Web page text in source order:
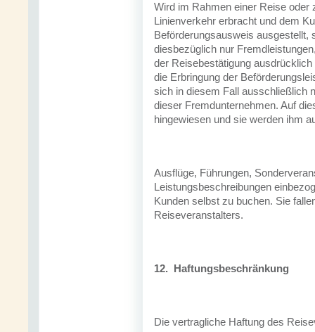
Wird im Rahmen einer Reise
Linienverkehr erbracht und dem
Beförderungsausweis ausgestellt,
diesbezüglich nur
der Reisebestätigung
die Erbringung der
sich in diesem Fall ausschließlich
dieser Fremdunternehmen. Auf
hingewiesen und sie werden ihm
Ausflüge, Führungen,
Leistungsbeschreibungen
Kunden selbst zu buchen. Sie
Reiseveranstalters.
12. Haftungsbeschränkung
Die vertragliche Haftung des